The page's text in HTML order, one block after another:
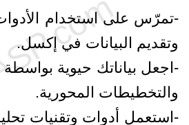
-تمرّس على استخدام
وتقديم البيانات في إكسل.
-اجعل بياناتك حيوية بواسطة
والتخطيطات المحورية.
-استعمل أدوات وتقنيات